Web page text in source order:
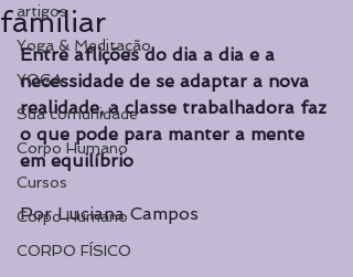
artigos
Yoga & Meditação
YOGA
Sua comunidade
Corpo Humano
Cursos
Corpo Humano
CORPO FÍSICO
familiar
Entre aflições do dia a dia e a
necessidade de se adaptar a nova
realidade, a classe trabalhadora faz
o que pode para manter a mente
em equilíbrio
Por Luciana Campos